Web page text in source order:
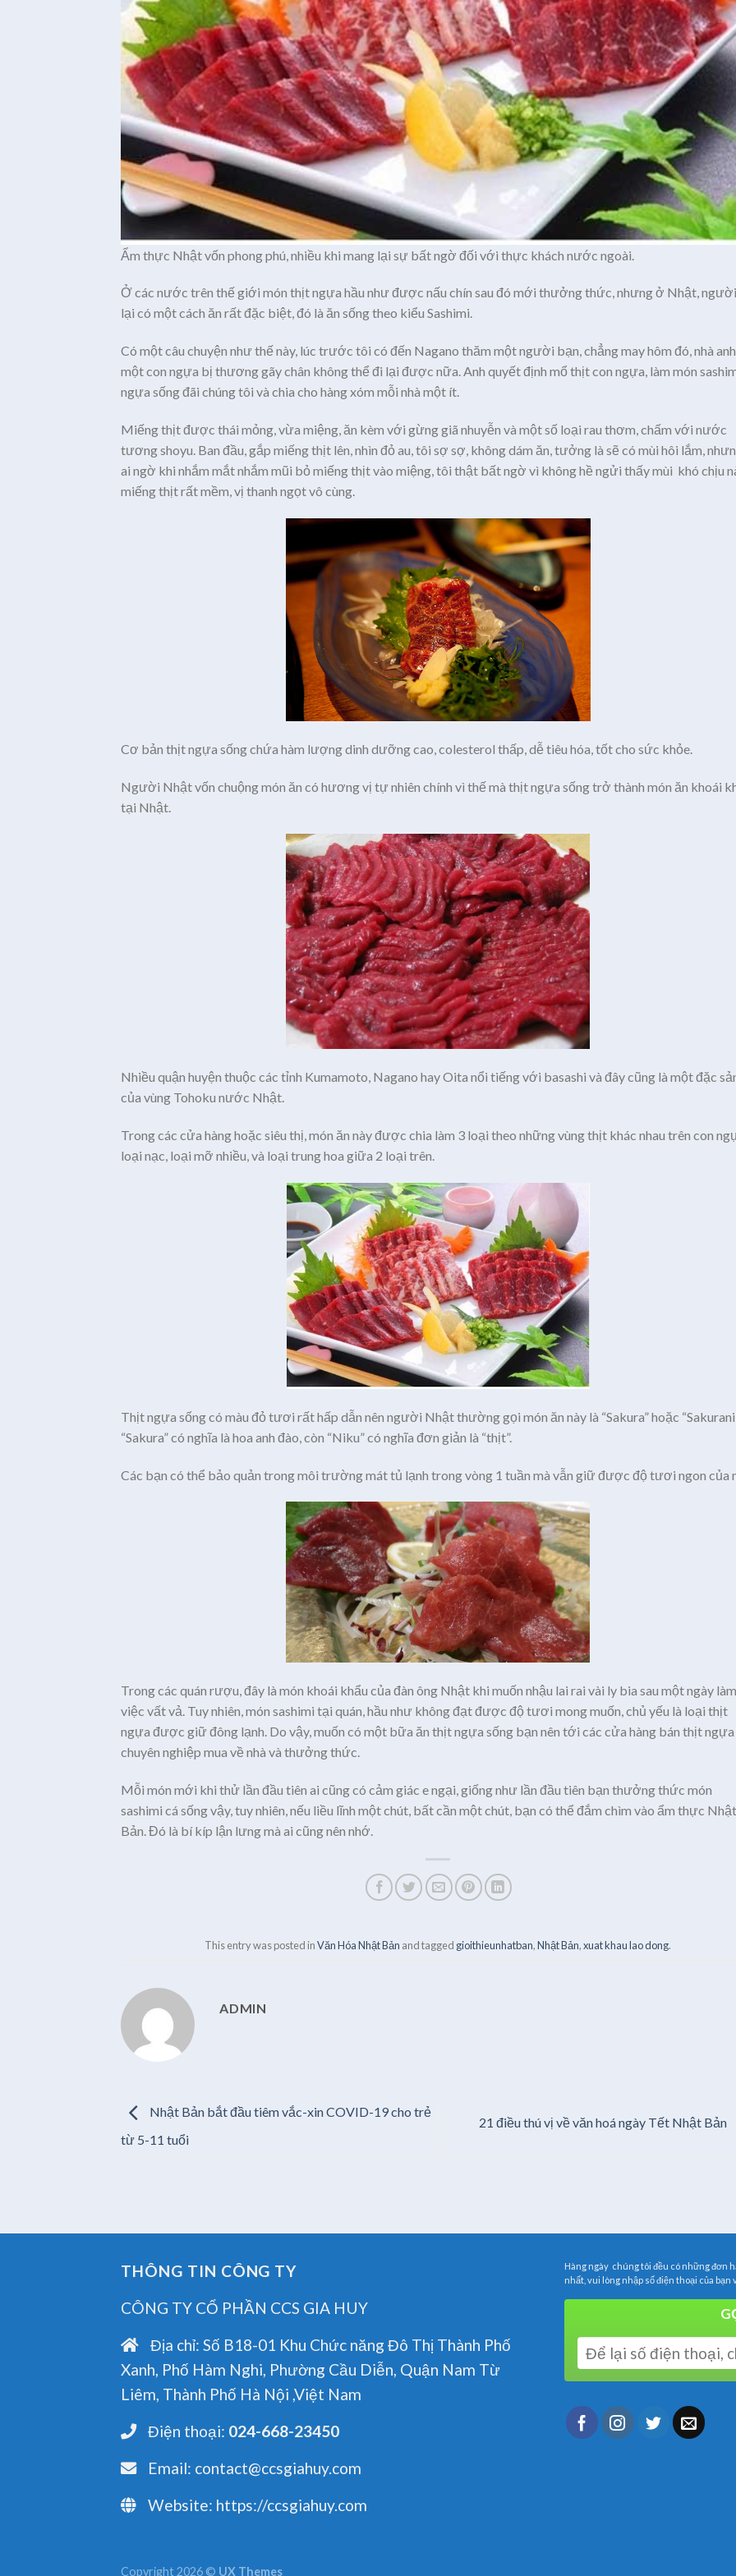
Ẩm thực Nhật vốn phong phú, nhiều khi mang lại sự bất ngờ đối với thực khách nước ngoài.
Ở các nước trên thế giới món thịt ngựa hầu như được nấu chín sau đó mới thưởng thức, nhưng ở Nhật,
lại có một cách ăn rất đặc biệt, đó là ăn sống theo kiểu Sashimi.
Có một câu chuyện như thế này, lúc trước tôi có đến Nagano thăm một người bạn, chẳng may hôm đó, nhà
một con ngựa bị thương gãy chân không thể đi lại được nữa. Anh quyết định mổ thịt con ngựa, làm món
ngựa sống đãi chúng tôi và chia cho hàng xóm mỗi nhà một ít.
Miếng thịt được thái mỏng, vừa miệng, ăn kèm với gừng giã nhuyễn và một số loại rau thơm, chấm với nước
tương shoyu. Ban đầu, gắp miếng thịt lên, nhìn đỏ au, tôi sợ sợ, không dám ăn, tưởng là sẽ có mùi hôi lắm,
ai ngờ khi nhắm mắt nhắm mũi bỏ miếng thịt vào miệng, tôi thật bất ngờ vì không hề ngửi thấy mùi khó chịu
miếng thịt rất mềm, vị thanh ngọt vô cùng.
Cơ bản thịt ngựa sống chứa hàm lượng dinh dưỡng cao, colesterol thấp, dễ tiêu hóa, tốt cho sức khỏe.
Người Nhật vốn chuộng món ăn có hương vị tự nhiên chính vì thế mà thịt ngựa sống trở thành món ăn khoái
tại Nhật.
Nhiều quận huyện thuộc các tỉnh Kumamoto, Nagano hay Oita nổi tiếng với basashi và đây cũng là một đặc
của vùng Tohoku nước Nhật.
Trong các cửa hàng hoặc siêu thị, món ăn này được chia làm 3 loại theo những vùng thịt khác nhau trên con
loại nạc, loại mỡ nhiều, và loại trung hoa giữa 2 loại trên.
Thịt ngựa sống có màu đỏ tươi rất hấp dẫn nên người Nhật thường gọi món ăn này là “Sakura” hoặc
“Sakura” có nghĩa là hoa anh đào, còn “Niku” có nghĩa đơn giản là “thịt”.
Các bạn có thể bảo quản trong môi trường mát tủ lạnh trong vòng 1 tuần mà vẫn giữ được độ tươi ngon của
Trong các quán rượu, đây là món khoái khẩu của đàn ông Nhật khi muốn nhậu lai rai vài ly bia sau một ngày làm
việc vất vả. Tuy nhiên, món sashimi tại quán, hầu như không đạt được độ tươi mong muốn, chủ yếu là loại thịt
ngựa được giữ đông lạnh. Do vậy, muốn có một bữa ăn thịt ngựa sống bạn nên tới các cửa hàng bán thịt ngựa
chuyên nghiệp mua về nhà và thưởng thức.
Mỗi món mới khi thử lần đầu tiên ai cũng có cảm giác e ngại, giống như lần đầu tiên bạn thưởng thức món
sashimi cá sống vậy, tuy nhiên, nếu liều lĩnh một chút, bất cần một chút, bạn có thể đắm chìm vào ẩm thực Nhật
Bản. Đó là bí kíp lận lưng mà ai cũng nên nhớ.
This entry was posted inVăn Hóa Nhật Bản and tagged gioithieunhatban,Nhật Bản,xuat khau lao dong.
ADMIN
Nhật Bản bắt đầu tiêm vắc-xin COVID-19 cho trẻ
từ 5-11 tuổi
21 điều thú vị về văn hoá ngày Tết Nhật Bản
THÔNG TIN CÔNG TY
CÔNG TY CỔ PHẦN CCS GIA HUY
Địa chỉ: Số B18-01 Khu Chức năng Đô Thị Thành Phố
Xanh, Phố Hàm Nghi, Phường Cầu Diễn, Quận Nam Từ
Liêm, Thành Phố Hà Nội ,Việt Nam
Điện thoại: 024-668-23450
Email: contact@ccsgiahuy.com
Website: https://ccsgiahuy.com
Hàng ngày chúng tôi đều có những đơn
nhất, vui lòng nhập số điện thoại của
Copyright 2026 © UX Themes